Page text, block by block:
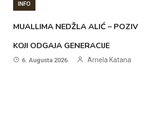
INFO
MUALLIMA NEDŽLA ALIĆ – POZIV
KOJI ODGAJA GENERACIJE
6. Augusta 2026. Arnela Katana